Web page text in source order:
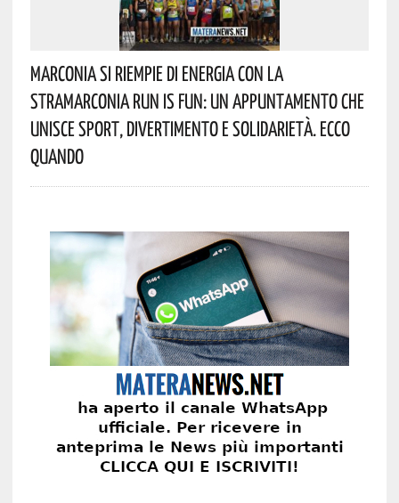
Marconia Si Riempie Di Energia Con La
StraMarconia Run Is Fun: Un Appuntamento Che
Unisce Sport, Divertimento E Solidarietà. Ecco
Quando